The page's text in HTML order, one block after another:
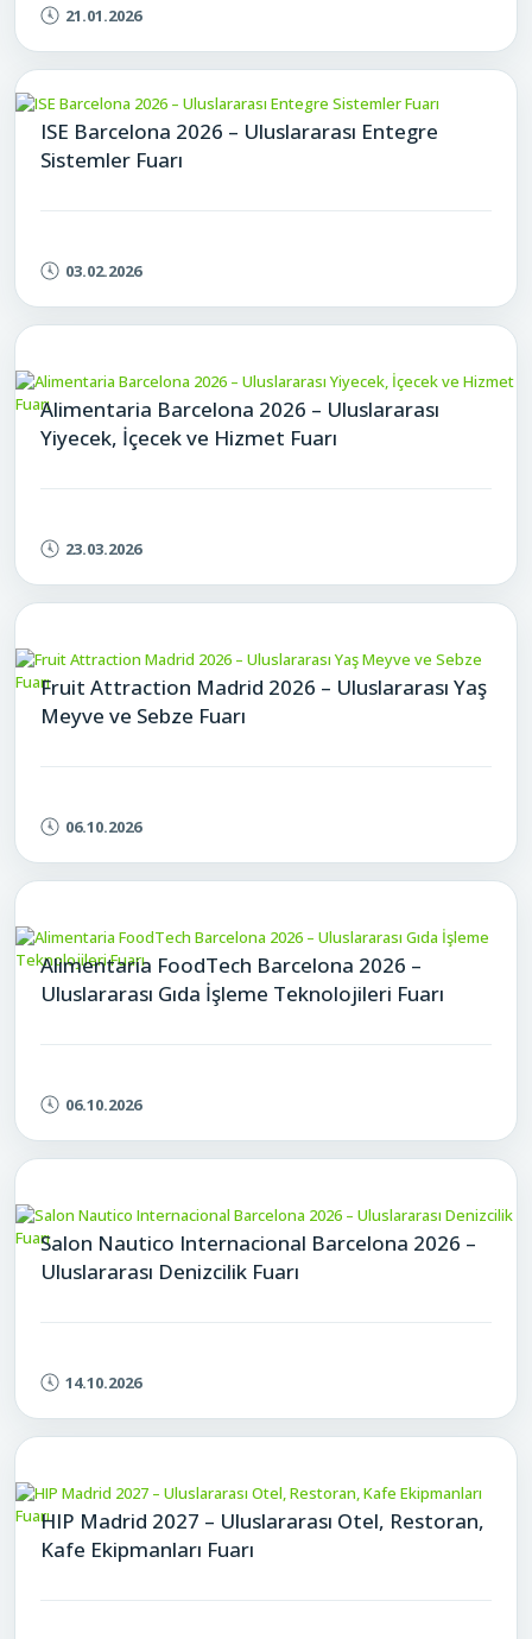
21.01.2026
ISE Barcelona 2026 – Uluslararası Entegre
Sistemler Fuarı
03.02.2026
Alimentaria Barcelona 2026 – Uluslararası
Yiyecek, İçecek ve Hizmet Fuarı​
23.03.2026
Fruit Attraction Madrid 2026 – Uluslararası Yaş
Meyve ve Sebze Fuarı
06.10.2026
Alimentaria FoodTech Barcelona 2026 –
Uluslararası Gıda İşleme Teknolojileri Fuarı
06.10.2026
Salon Nautico Internacional Barcelona 2026 –
Uluslararası Denizcilik Fuarı
14.10.2026
HIP Madrid 2027 – Uluslararası Otel, Restoran,
Kafe Ekipmanları Fuarı